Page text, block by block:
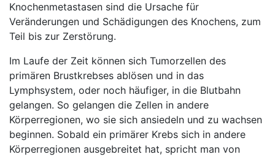
Knochenmetastasen sind die Ursache für
Veränderungen und Schädigungen des Knochens, zum
Teil bis zur Zerstörung.
Im Laufe der Zeit können sich Tumorzellen des
primären Brustkrebses ablösen und in das
Lymphsystem, oder noch häufiger, in die Blutbahn
gelangen. So gelangen die Zellen in andere
Körperregionen, wo sie sich ansiedeln und zu wachsen
beginnen. Sobald ein primärer Krebs sich in andere
Körperregionen ausgebreitet hat, spricht man von